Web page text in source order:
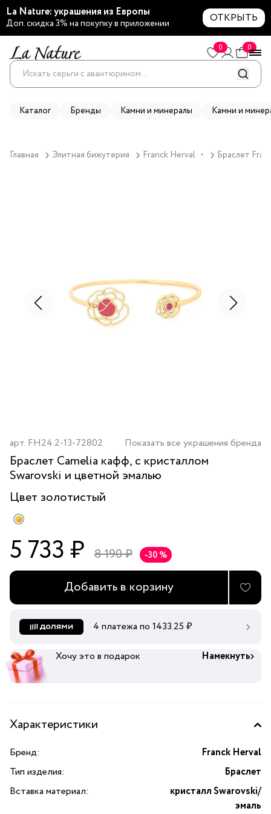
La Nature: украшения из Европы
Доп. скидка 3% на покупку в приложении ОТКРЫТЬ
0 0
Каталог Бренды Камни и минералы Камни и
Главная Элитная бижутерия Franck Herval ▼ Браслет
арт. FH24.2-13-72802 Показать все украшения бренда
Браслет Camelia кафф, с кристаллом
Swarovski и цветной эмалью
Цвет золотистый
5 733 ₽ 8 190 ₽ -30 %
Добавить в корзину
4 платежа по 1433.25 ₽
Хочу это в подарок Намекнуть
Характеристики
Бренд:
Franck Herval
Тип изделия:
Браслет
Вставка материал:
кристалл Swarovski/
эмаль